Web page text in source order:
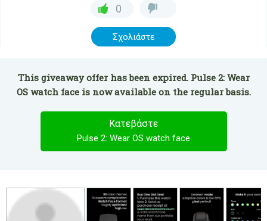
0
Σχολιάστε
This giveaway offer has been expired. Pulse 2: Wear
OS watch face is now available on the regular basis.
Κατεβάστε
Pulse 2: Wear OS watch face